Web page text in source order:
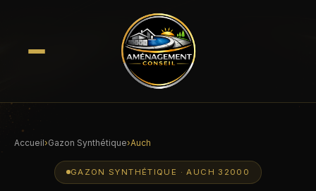
Accueil›Gazon Synthétique›Auch
GAZON SYNTHÉTIQUE · AUCH 32000